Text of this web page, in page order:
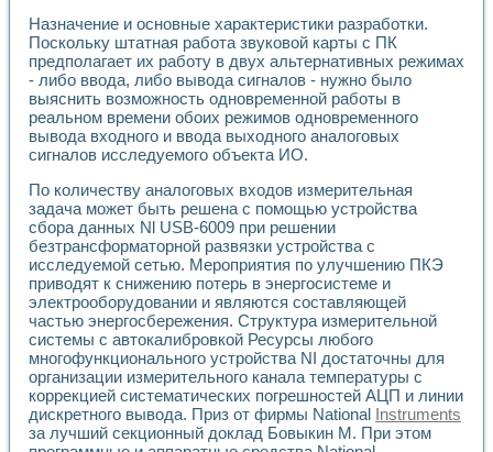
Назначение и основные характеристики разработки.
Поскольку штатная работа звуковой карты с ПК
предполагает их работу в двух альтернативных режимах
- либо ввода, либо вывода сигналов - нужно было
выяснить возможность одновременной работы в
реальном времени обоих режимов одновременного
вывода входного и ввода выходного аналоговых
сигналов исследуемого объекта ИО.
По количеству аналоговых входов измерительная
задача может быть решена с помощью устройства
сбора данных Nl USB-6009 при решении
безтрансформаторной развязки устройства с
исследуемой сетью. Мероприятия по улучшению ПКЭ
приводят к снижению потерь в энергосистеме и
электрооборудовании и являются составляющей
частью энергосбережения. Структура измерительной
системы с автокалибровкой Ресурсы любого
многофункционального устройства NI достаточны для
организации измерительного канала температуры с
коррекцией систематических погрешностей АЦП и линии
дискретного вывода. Приз от фирмы National Instruments
за лучший секционный доклад Бовыкин М. При этом